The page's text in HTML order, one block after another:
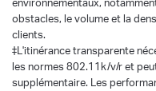
obstacles, le volume et la
clients.
‡L'itinérance transparente
les normes 802.11k/v/r et
supplémentaire. Les